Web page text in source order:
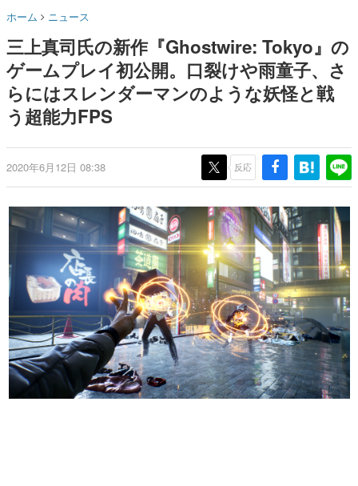
名作ゲームクリエイターの方々に製作時のエピソードをお
きます。
赫本
この物語を解いてはいけない。『赫本』は、〈試験問題〉
の形をした短編ホラー小説集です。
これからのデジタルゲーム市場を担う若きクリエイター達
の姿を追い、彼らのルーツと情熱を探っていきます。
ゲームに多大な影響を受けた作家さんに取材し、ゲームが
日本のコンテンツ産業やカルチャーに与えた影響を探る企
画です。
日本モバイルゲーム産業史
日本のモバイルゲーム史における主要なトピック・タイト
ルを網羅するほか、開発者へのインタビューや識者による
解説を掲載。約20年の歴史が一望できる決定版！
若ゲのいたり〜ゲームクリエイターの青春〜
『うつヌケ』『ペンと箸』等で知られるマンガ家・田中圭
一先生によるゲーム業界レポートマンガです。
なんでゲームは面白い？
ークやジオン公国軍のエンブレ
ム、型式番号などを配置
ホーム ニュース
三上真司氏の新作『Ghostwire: Tokyo』の
ゲームプレイ初公開。口裂けや雨童子、さ
らにはスレンダーマンのような妖怪と戦
う超能力FPS
2020年6月12日 08:38 反応